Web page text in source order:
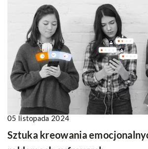
05 listopada 2024
Sztuka kreowania